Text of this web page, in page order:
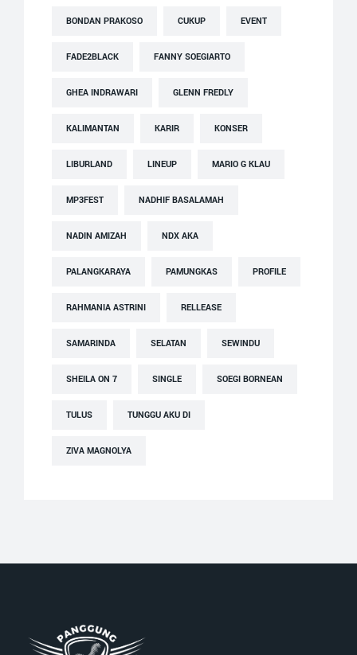
BONDAN PRAKOSO CUKUP EVENT
FADE2BLACK FANNY SOEGIARTO
GHEA INDRAWARI GLENN FREDLY
KALIMANTAN KARIR KONSER
LIBURLAND LINEUP MARIO G KLAU
MP3FEST NADHIF BASALAMAH
NADIN AMIZAH NDX AKA
PALANGKARAYA PAMUNGKAS PROFILE
RAHMANIA ASTRINI RELLEASE
SAMARINDA SELATAN SEWINDU
SHEILA ON 7 SINGLE SOEGI BORNEAN
TULUS TUNGGU AKU DI
ZIVA MAGNOLYA